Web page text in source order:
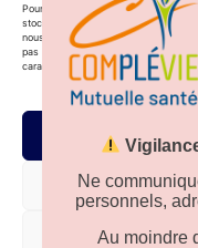
Pour offrir les meilleures
stocker et/ou accéder aux
nous permettra de traiter des
pas consentir ou de retirer son
caractéristiques et fonctions.
Téléchargez notre
application sur
Ne
personnels,
Au moindre